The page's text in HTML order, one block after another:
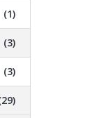
(1)
(3)
(3)